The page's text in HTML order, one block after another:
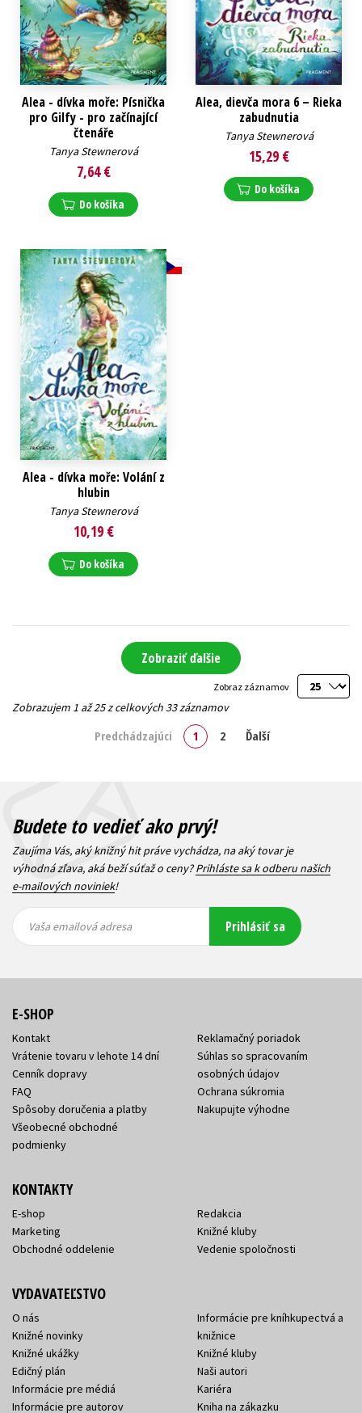
Alea - dívka moře: Písnička
pro Gilfy - pro začínající
čtenáře
Tanya Stewnerová
7,64 €
Do košíka
Alea, dievča mora 6 – Rieka
zabudnutia
Tanya Stewnerová
15,29 €
Do košíka
Alea - dívka moře: Volání z
hlubin
Tanya Stewnerová
10,19 €
Do košíka
Zobraziť ďalšie
Zobraz záznamov
Zobrazujem 1 až 25 z celkových 33 záznamov
Predchádzajúci 1 2 Ďalší
Budete to vedieť ako prvý!
Zaujíma Vás, aký knižný hit práve vychádza, na aký tovar je
výhodná zľava, aká beží súťaž o ceny?Prihláste sa k odberu našich
e-mailových noviniek!
emailová
emailová
Vaša emailová adresa Prihlásiť sa
E-SHOP
Kontakt
Vrátenie tovaru v lehote 14 dní
Cenník dopravy
FAQ
Spôsoby doručenia a platby
Všeobecné obchodné
podmienky
Reklamačný poriadok
Súhlas so spracovaním
osobných údajov
Ochrana súkromia
Nakupujte výhodne
KONTAKTY
E-shop
Marketing
Obchodné oddelenie
Redakcia
Knižné kluby
Vedenie spoločnosti
VYDAVATEĽSTVO
O nás
Knižné novinky
Knižné ukážky
Edičný plán
Informácie pre médiá
Informácie pre autorov
Informácie pre kníhkupectvá a
knižnice
Knižné kluby
Naši autori
Kariéra
Kniha na zákazku